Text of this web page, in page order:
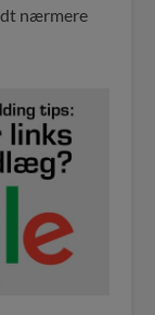
nærmere